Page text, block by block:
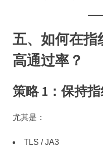
五、如何在指
高通过率？
策略 1：保持
尤其是：
TLS / JA3